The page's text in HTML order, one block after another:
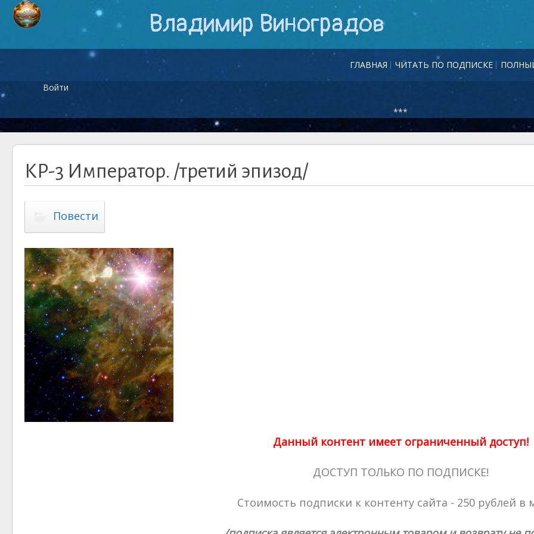
Владимир Виноградов
ГЛАВНАЯ ЧИТАТЬ ПО ПОДПИСКЕ
Войти
***
КР-3 Император. /третий эпизод/
Повести
Данный контент имеет ограниченный доступ!
ДОСТУП ТОЛЬКО ПО ПОДПИСКЕ!
Стоимость подписки к контенту сайта - 250 рублей в